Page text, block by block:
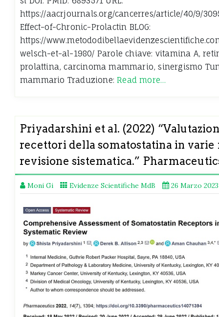
https://aacrjournals.org/cancerres/article/40/9/
Effect-of-Chronic-Prolactin BLOG:
https://
welsch-et-al-1980/ Parole chiave: vitamina A,
prolattina, carcinoma mammario, sinergismo
mammario Traduzione:Read more…
Priyadarshini et al. (2022)
recettori della somatostatina in varie
revisione sistematica.”
Moni Gi Evidenze Scientifiche MdB 26 Marzo 2023